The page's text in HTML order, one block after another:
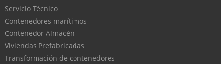
Servicio Técnico
Contenedores marítimos
Contenedor Almacén
Viviendas Prefabricadas
Transformación de contenedores